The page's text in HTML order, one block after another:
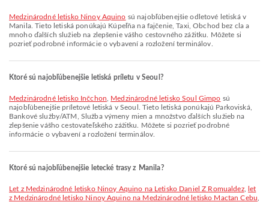
Medzinárodné letisko Ninoy Aquino sú najobľúbenejšie odletové letiská v
Manila. Tieto letiská ponúkajú Kúpeľňa na fajčenie, Taxi, Obchod bez cla a
mnoho ďalších služieb na zlepšenie vášho cestovného zážitku. Môžete si
pozrieť podrobné informácie o vybavení a rozložení terminálov.
Ktoré sú najobľúbenejšie letiská príletu v Seoul?
Medzinárodné letisko Inčchon Medzinárodné letisko Soul Gimpo sú
najobľúbenejšie príletové letiská v Seoul. Tieto letiská ponúkajú Parkoviská,
Bankové služby/ATM, Služba výmeny mien a množstvo ďalších služieb na
zlepšenie vášho cestovateľského zážitku. Môžete si pozrieť podrobné
informácie o vybavení a rozložení terminálov.
Ktoré sú najobľúbenejšie letecké trasy z Manila?
let z Medzinárodné letisko Ninoy Aquino na Letisko Daniel Z Romualdez,
let
z Medzinárodné letisko Ninoy Aquino na Medzinárodné letisko Mactan Cebu